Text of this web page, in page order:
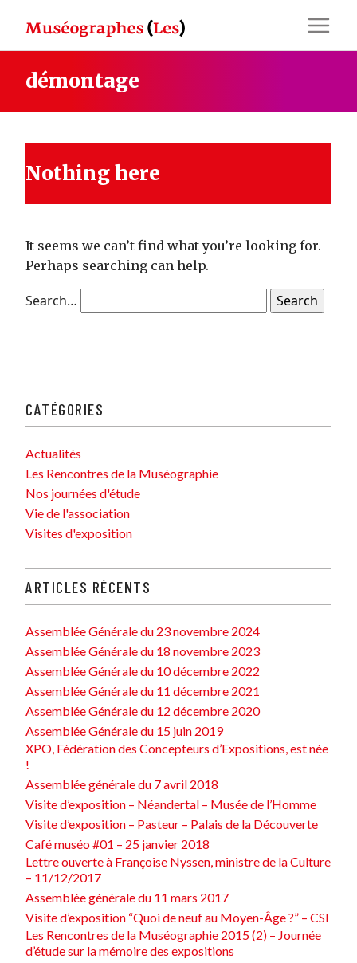
content
démontage
Nothing here
It seems we can’t find what you’re looking for.
Perhaps searching can help.
Search…
CATÉGORIES
Actualités
Les Rencontres de la Muséographie
Nos journées d'étude
Vie de l'association
Visites d'exposition
ARTICLES RÉCENTS
Assemblée Générale du 23 novembre 2024
Assemblée Générale du 18 novembre 2023
Assemblée Générale du 10 décembre 2022
Assemblée Générale du 11 décembre 2021
Assemblée Générale du 12 décembre 2020
Assemblée Générale du 15 juin 2019
XPO, Fédération des Concepteurs d’Expositions, est née
!
Assemblée générale du 7 avril 2018
Visite d’exposition – Néandertal – Musée de l’Homme
Visite d’exposition – Pasteur – Palais de la Découverte
Café muséo #01 – 25 janvier 2018
Lettre ouverte à Françoise Nyssen, ministre de la Culture
– 11/12/2017
Assemblée générale du 11 mars 2017
Visite d’exposition “Quoi de neuf au Moyen-Âge ?” – CSI
Les Rencontres de la Muséographie 2015 (2) – Journée
d’étude sur la mémoire des expositions